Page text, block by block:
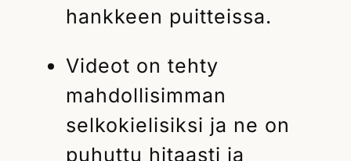
hankkeen puitteissa.
Videot on tehty
mahdollisimman
selkokielisiksi ja ne on
puhuttu hitaasti ja